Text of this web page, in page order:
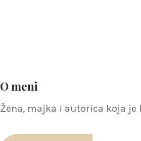
O meni
Žena, majka i autorica koja